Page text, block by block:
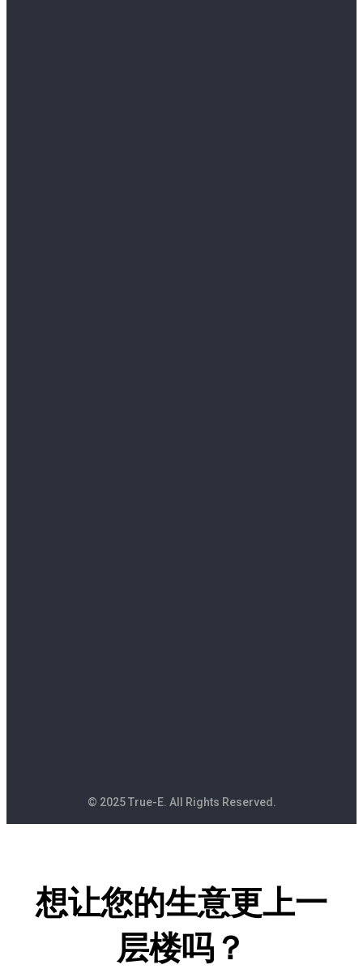
© 2025 True-E. All Rights Reserved.
想让您的生意更上一
层楼吗？